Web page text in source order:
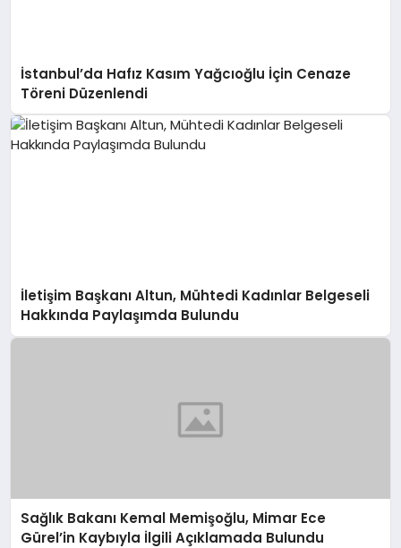
İstanbul’da Hafız Kasım Yağcıoğlu İçin Cenaze
Töreni Düzenlendi
İletişim Başkanı Altun, Mühtedi Kadınlar Belgeseli
Hakkında Paylaşımda Bulundu
Sağlık Bakanı Kemal Memişoğlu, Mimar Ece
Gürel’in Kaybıyla İlgili Açıklamada Bulundu